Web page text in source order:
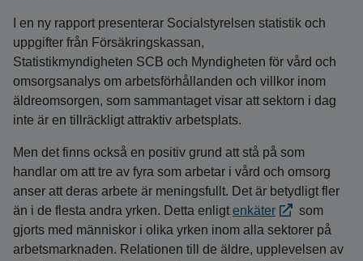
I en ny rapport presenterar Socialstyrelsen statistik och
uppgifter från Försäkringskassan,
Statistikmyndigheten SCB och Myndigheten för vård och
omsorgsanalys om arbetsförhållanden och villkor inom
äldreomsorgen, som sammantaget visar att sektorn i dag
inte är en tillräckligt attraktiv arbetsplats.
Men det finns också en positiv grund att stå på som
handlar om att tre av fyra som arbetar i vård och omsorg
anser att deras arbete är meningsfullt. Det är betydligt fler
än i de flesta andra yrken. Detta enligt enkäter
som
gjorts med människor i olika yrken inom alla sektorer på
arbetsmarknaden. Relationen till de äldre, upplevelsen av